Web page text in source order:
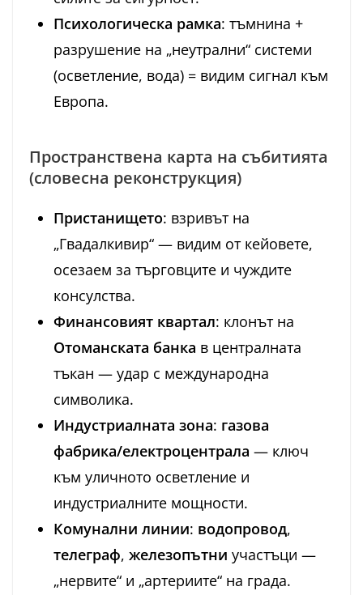
Психологическа рамка: тъмнина +
разрушение на „неутрални“ системи
(осветление, вода) = видим сигнал към
Европа.
Пространствена карта на събитията
(словесна реконструкция)
Пристанището: взривът на
„Гвадалкивир“ — видим от кейовете,
осезаем за търговците и чуждите
консулства.
Финансовият квартал: клонът на
Отоманската банка в централната
тъкан — удар с международна
символика.
Индустриалната зона: газова
фабрика/електроцентрала — ключ
към уличното осветление и
индустриалните мощности.
Комунални линии: водопровод,
телеграф, железопътни участъци —
„нервите“ и „артериите“ на града.